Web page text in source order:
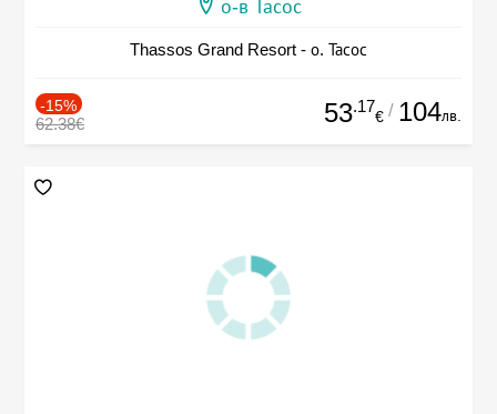
о-в Тасос
Thassos Grand Resort - о. Тасос
-15%
62.38€ 53.17
€ / 104лв.